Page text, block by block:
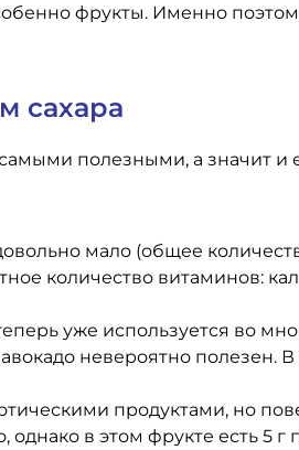
фрукты. Именно
сахара
полезными, а значит и
мало (общее
количество витаминов:
уже используется во
невероятно полезен. В
продуктами, но
однако в этом фрукте есть 5